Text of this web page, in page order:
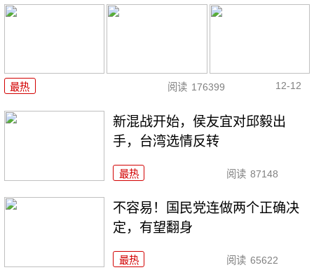
最热 阅读 176399 12-12
新混战开始，侯友宜对邱毅出
手，台湾选情反转
最热 阅读 87148
不容易！国民党连做两个正确决
定，有望翻身
最热 阅读 65622